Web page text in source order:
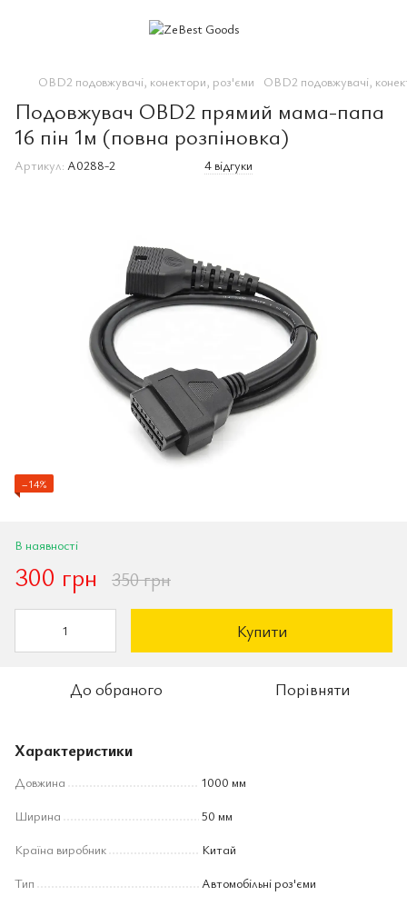
OBD2 подовжувачі, конектори, роз'єми OBD2 подовжувачі,
Подовжувач OBD2 прямий мама-папа
16 пін 1м (повна розпіновка)
Артикул: A0288-2 4 відгуки
−14%
В наявності
300 грн 350 грн
Купити
До обраного Порівняти
Характеристики
Довжина
1000 мм
Ширина
50 мм
Країна виробник
Китай
Тип
Автомобільні роз'єми